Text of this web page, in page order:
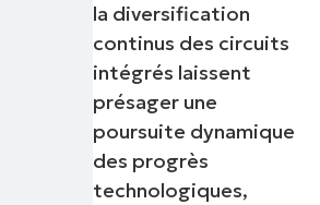
la diversification
continus des circuits
intégrés laissent
présager une
poursuite dynamique
des progrès
technologiques,